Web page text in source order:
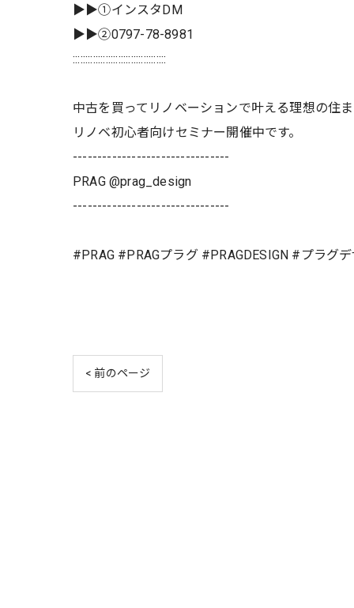
▶▶①インスタDM
▶▶②0797-78-8981
:::::::::::::::::::::::::::::::::::::
中古を買ってリノベーションで叶える理想の住
リノベ初心者向けセミナー開催中です。
--------------------------------
PRAG @prag_design
--------------------------------
#PRAG #PRAGプラグ #PRAGDESIGN #プラ
< 前のページ